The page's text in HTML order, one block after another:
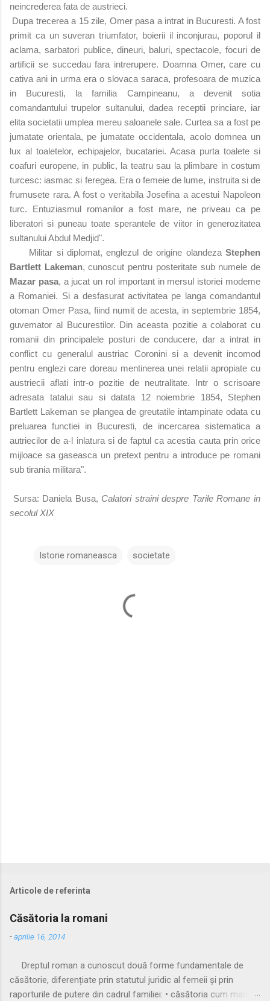
neincrederea fata de austrieci.
Dupa trecerea a 15 zile, Omer pasa a intrat in Bucuresti. A fost
primit ca un suveran triumfator, boierii il inconjurau, poporul il
aclama, sarbatori publice, dineuri, baluri, spectacole, focuri de
artificii se succedau fara intrerupere. Doamna Omer, care cu
cativa ani in urma era o slovaca saraca, profesoara de muzica
in Bucuresti, la familia Campineanu, a devenit sotia
comandantului trupelor sultanului, dadea receptii princiare, iar
elita societatii umplea mereu saloanele sale. Curtea sa a fost pe
jumatate orientala, pe jumatate occidentala, acolo domnea un
lux al toaletelor, echipajelor, bucatariei. Acasa purta toalete si
coafuri europene, in public, la teatru sau la plimbare in costum
turcesc: iasmac si feregea. Era o femeie de lume, instruita si de
frumusete rara. A fost o veritabila Josefina a acestui Napoleon
turc. Entuziasmul romanilor a fost mare, ne priveau ca pe
liberatori si puneau toate sperantele de viitor in generozitatea
sultanului Abdul Medjid".
Militar si diplomat, englezul de origine olandeza Stephen
Bartlett Lakeman, cunoscut pentru posteritate sub numele de
Mazar pasa, a jucat un rol important in mersul istoriei modeme
a Romaniei. Si a desfasurat activitatea pe langa comandantul
otoman Omer Pasa, fiind numit de acesta, in septembrie 1854,
guvemator al Bucurestilor. Din aceasta pozitie a colaborat cu
romanii din principalele posturi de conducere, dar a intrat in
conflict cu generalul austriac Coronini si a devenit incomod
pentru englezi care doreau mentinerea unei relatii apropiate cu
austriecii aflati intr-o pozitie de neutralitate. Intr o scrisoare
adresata tatalui sau si datata 12 noiembrie 1854, Stephen
Bartlett Lakeman se plangea de greutatile intampinate odata cu
preluarea functiei in Bucuresti, de incercarea sistematica a
autriecilor de a-l inlatura si de faptul ca acestia cauta prin orice
mijloace sa gaseasca un pretext pentru a introduce pe romani
sub tirania militara".
Sursa: Daniela Busa, Calatori straini despre Tarile Romane in
secolul XIX
Istorie romaneasca societate
Articole de referinta
Căsătoria la romani
-aprilie 16, 2014
Dreptul roman a cunoscut două forme fundamentale de
căsătorie, diferențiate prin statutul juridic al femeii și prin
raporturile de putere din cadrul familiei: • căsătoria cum manus